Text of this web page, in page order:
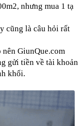
nhưng mua 1 tạ
cũng là câu hỏi rất
GiunQue.com
gửi tiền về tài khoản
khối.